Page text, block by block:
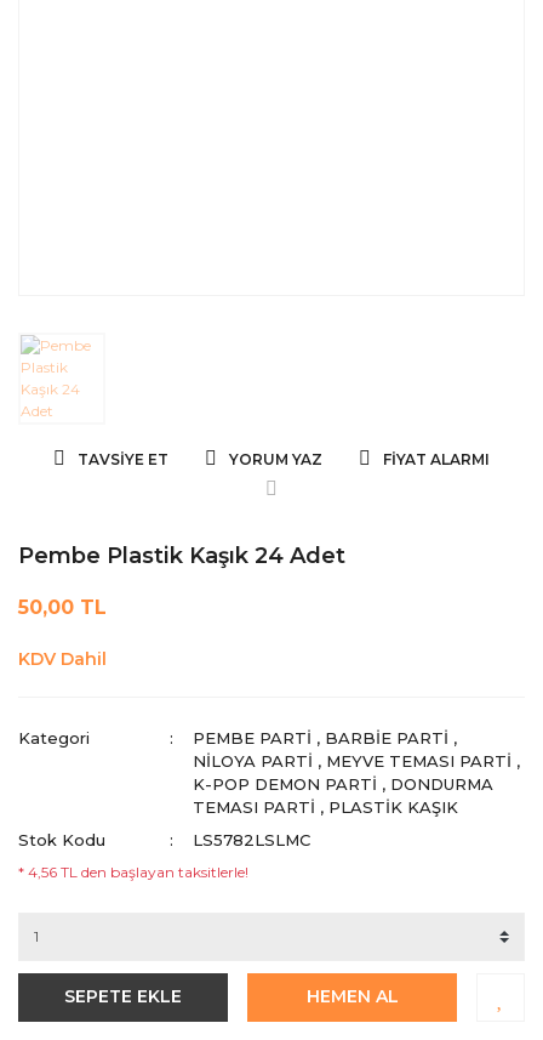
TAVSIYE ET YORUM YAZ FIYAT ALARMI
Pembe Plastik Kaşık 24 Adet
50,00 TL
KDV Dahil
Kategori PEMBE PARTI , BARBIE PARTI ,
NILOYA PARTI , MEYVE TEMASI PARTI ,
K-POP DEMON PARTI , DONDURMA
TEMASI PARTI , PLASTIK KAŞIK
Stok Kodu
LS5782LSLMC
* 4,56 TL den başlayan taksitlerle!
SEPETE EKLE HEMEN AL